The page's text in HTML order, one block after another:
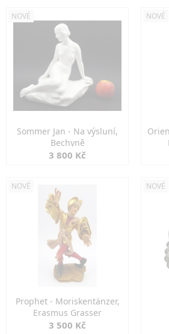
NOVÉ
Sommer Jan - Na výsluní,
Bechyně
3 800 Kč
NOVÉ
NOVÉ
Prophet - Moriskentänzer,
Erasmus Grasser
3 500 Kč
NOVÉ